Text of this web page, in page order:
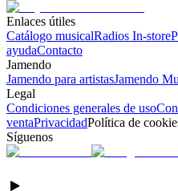
Enlaces útiles
Catálogo musicalRadios In-store
ayudaContacto
Jamendo
Jamendo para artistasJamendo
Legal
Condiciones generales de uso
ventaPrivacidadPolítica de
Síguenos